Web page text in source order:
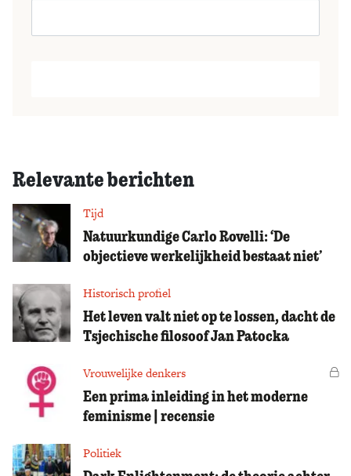
Relevante berichten
Tijd
Natuurkundige Carlo Rovelli: ‘De
objectieve werkelijkheid bestaat niet’
Historisch profiel
Het leven valt niet op te lossen, dacht de
Tsjechische filosoof Jan Patocka
Vrouwelijke denkers
Een prima inleiding in het moderne
feminisme | recensie
Politiek